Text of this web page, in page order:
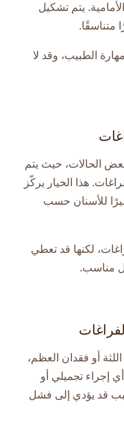
يتم تشكيل
متناسقًا.
الطبيب، وقد لا
الحالات، حيث يتم
هذا الخيار يركّز
للأسنان حسب
لكنها قد تعطي
مناسب.
أو فقدان العظم،
إجراء تجميلي أو
قد يؤدي إلى فشل